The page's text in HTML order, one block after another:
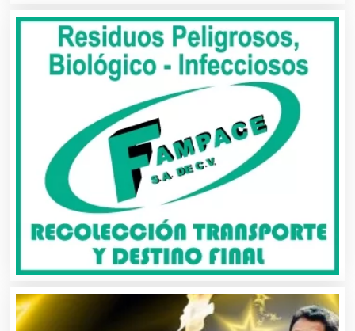
Albercas
Alimentos
Almacenaje
Alquiler de Autos
Alquiler de Equipos para Fiestas
Alquiler de Sillas y Mesas